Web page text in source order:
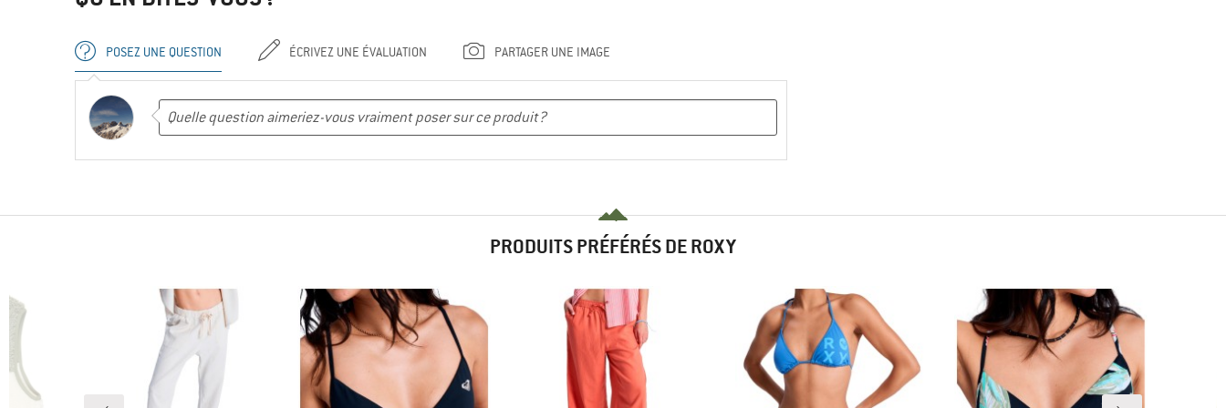
POSEZ UNE QUESTION ÉCRIVEZ UNE ÉVALUATION PARTAGER UNE IMAGE
PRODUITS PRÉFÉRÉS DE ROXY